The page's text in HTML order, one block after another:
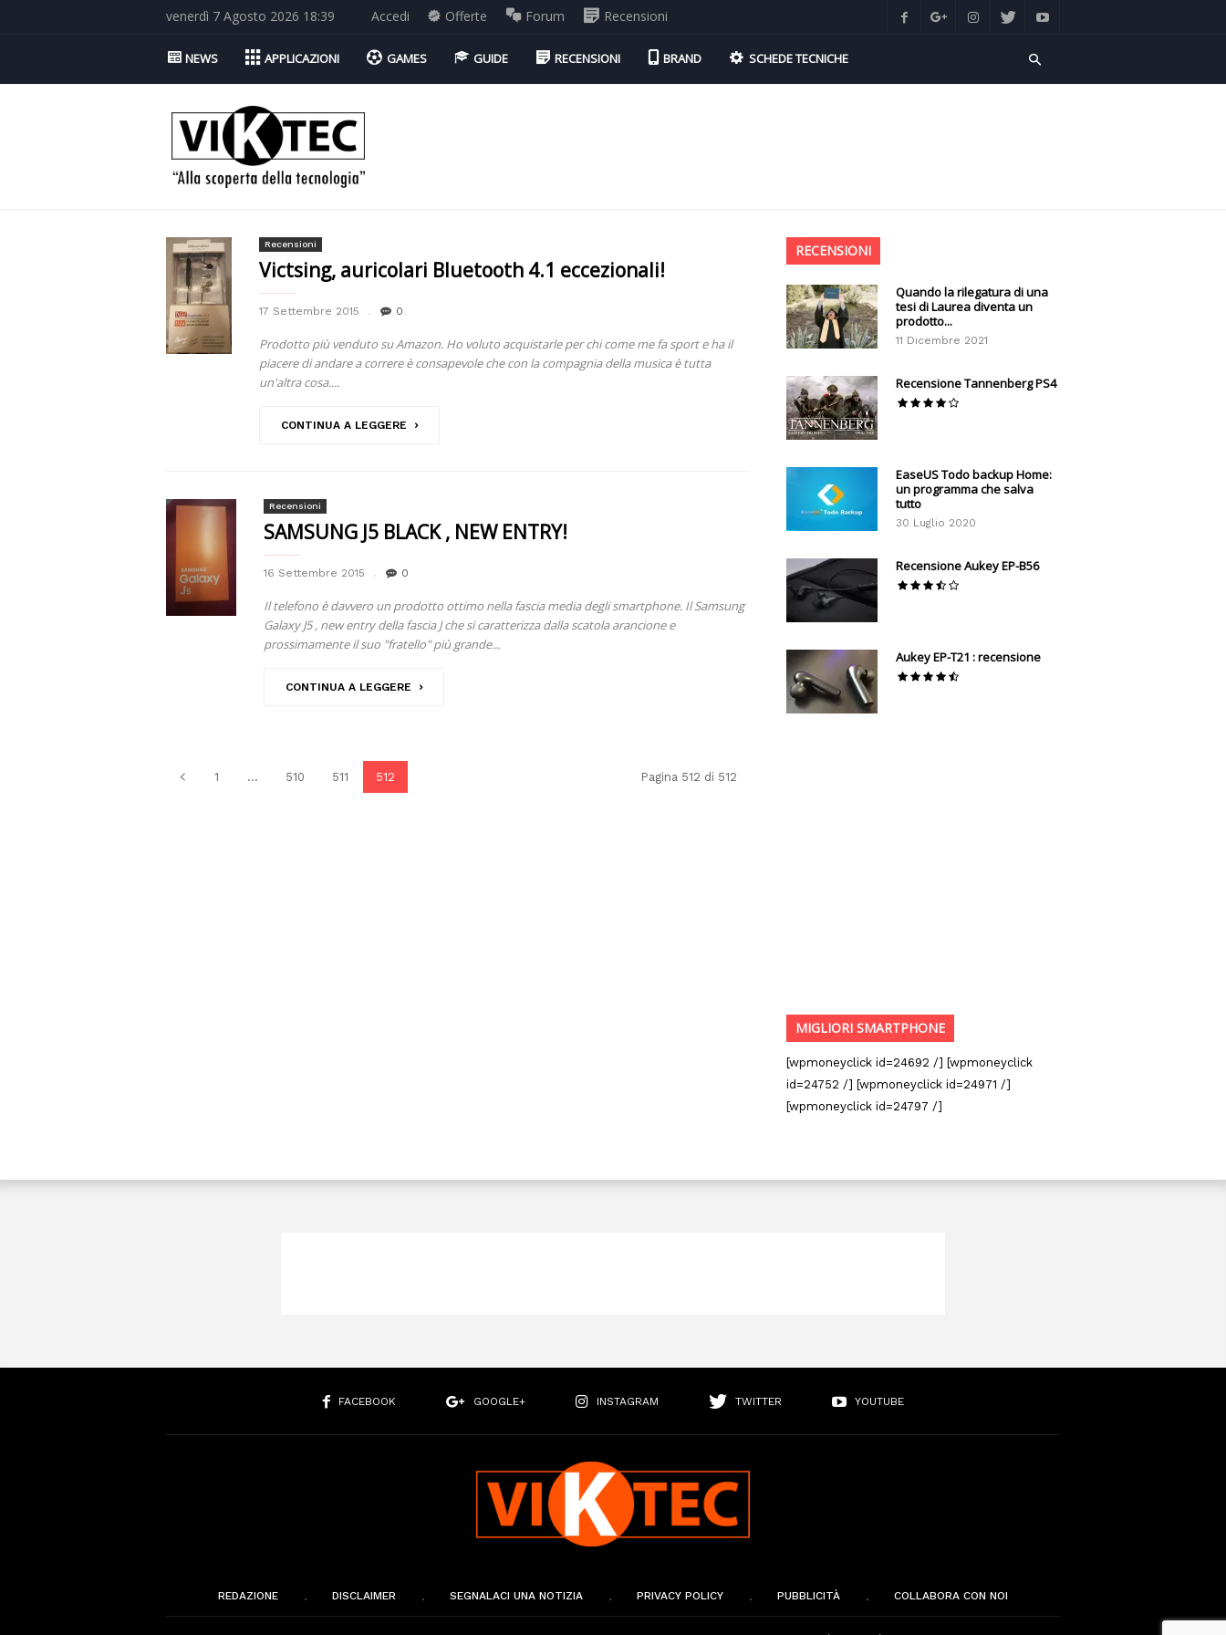
venerdì 7 Agosto 2026 18:39 Accedi Offerte Forum Recensioni
NEWS APPLICAZIONI GAMES GUIDE RECENSIONI BRAND SCHEDE TECNICHE
Viktec.net
Recensioni
Victsing, auricolari Bluetooth 4.1 eccezionali!
17 Settembre 2015 0
Prodotto più venduto su Amazon. Ho voluto acquistarle per chi come me fa sport e ha il
piacere di andare a correre è consapevole che con la compagnia della musica è tutta
un'altra cosa....
CONTINUA A LEGGERE
Recensioni
SAMSUNG J5 BLACK , NEW ENTRY!
16 Settembre 2015 0
Il telefono è davvero un prodotto ottimo nella fascia media degli smartphone. Il Samsung
Galaxy J5 , new entry della fascia J che si caratterizza dalla scatola arancione e
prossimamente il suo "fratello" più grande...
CONTINUA A LEGGERE
1 ... 510 511 512 Pagina 512 di 512
RECENSIONI
Quando la rilegatura di una
tesi di Laurea diventa un
prodotto...
11 Dicembre 2021
Recensione Tannenberg PS4
EaseUS Todo backup Home:
un programma che salva
tutto
30 Luglio 2020
Recensione Aukey EP-B56
Aukey EP-T21 : recensione
MIGLIORI SMARTPHONE
[wpmoneyclick id=24692 /] [wpmoneyclick
id=24752 /] [wpmoneyclick id=24971 /]
[wpmoneyclick id=24797 /]
FACEBOOK GOOGLE+ INSTAGRAM TWITTER YOUTUBE
REDAZIONE DISCLAIMER SEGNALACI UNA NOTIZIA PRIVACY POLICY PUBBLICITÀ COLLABORA CON NOI